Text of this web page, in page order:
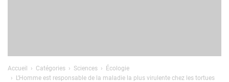
Accueil Catégories Sciences
Écologie
L’Homme est responsable de la maladie la plus virulente chez les tortues